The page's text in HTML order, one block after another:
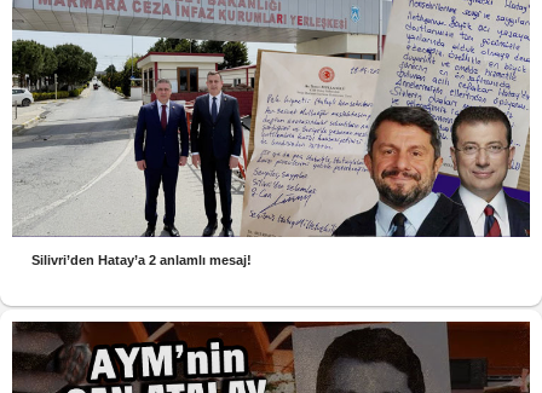
Silivri’den Hatay’a 2 anlamlı mesaj!